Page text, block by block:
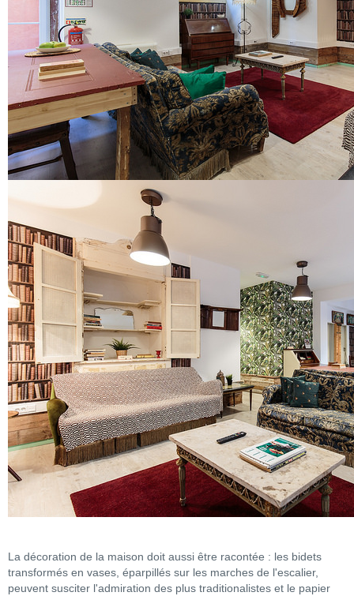
La décoration de la maison doit aussi être racontée : les bidets
transformés en vases, éparpillés sur les marches de l'escalier,
peuvent susciter l'admiration des plus traditionalistes et le papier